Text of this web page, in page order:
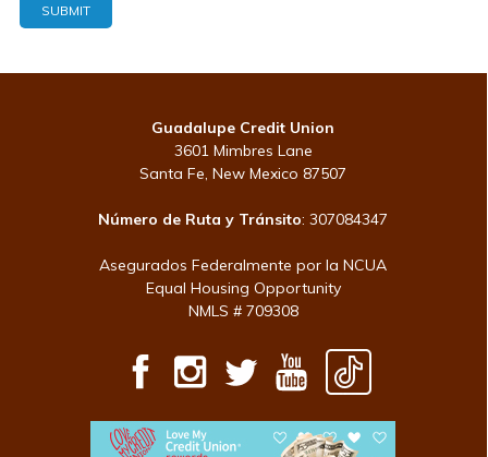
Guadalupe Credit Union
3601 Mimbres Lane
Santa Fe, New Mexico 87507
Número de Ruta y Tránsito: 307084347
Asegurados Federalmente por la NCUA
Equal Housing Opportunity
NMLS # 709308